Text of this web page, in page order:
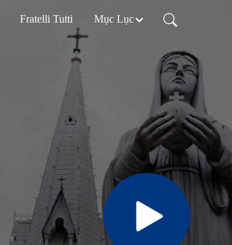
Fratelli Tutti Mục Lục